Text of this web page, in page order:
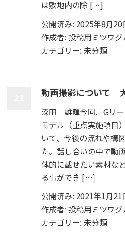
は敷地内の除 […]
公開済み: 2025年8月20
作成者: 投稿用ミツワグ
カテゴリー: 未分類
動画撮影について
深田 雄暉今回、Gリ
モデル（重点実施項目
いて、今後の流れや構
た。話し合いの中で動
体的に載せたい素材な
る事ができ […]
公開済み: 2021年1月21
作成者: 投稿用ミツワグ
カテゴリー: 未分類